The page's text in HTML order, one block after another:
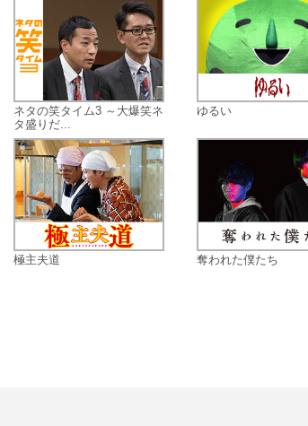
もはや、人ごとでは済まされない詐欺
事件の数々が今起きている！
極悪詐欺師たちをぶった切るニューヒ
ロインが誕生！星野沙希、25歳。天性
の才能を見込まれ、【詐欺師たちを騙
し返すスペシャリスト集団】、通称
となるのだが、
彼女には絶対にバレてはいけない“ある
秘密”があった…
それは――彼女は『売れないアイド
ル』であるということ…。
君は、詐欺師か！？アイドルか！？
不遇の幼少時代、彼女の心の癒しだっ
ネタの笑タイム3 ～大爆笑ネ
タ盛りだ...
極主夫道
ゆるい
奪われた僕たち